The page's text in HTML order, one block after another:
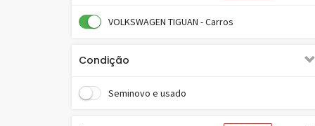
VOLKSWAGEN TIGUAN - Carros
Condição
Seminovo e usado